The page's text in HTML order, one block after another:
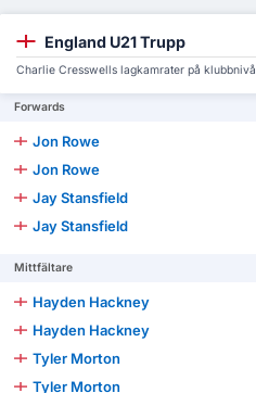
England U21 Trupp
Charlie Cresswells lagkamrater på klubbnivå
Forwards
Jon Rowe
Jon Rowe
Jay Stansfield
Jay Stansfield
Mittfältare
Hayden Hackney
Hayden Hackney
Tyler Morton
Tyler Morton